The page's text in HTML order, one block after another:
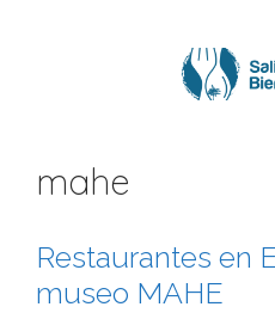
mahe
Restaurantes en
museo MAHE